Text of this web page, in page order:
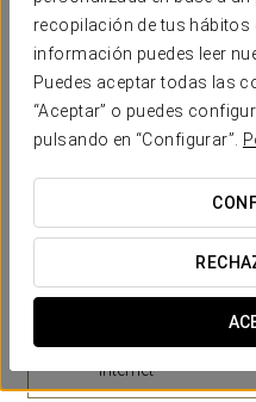
recopilación de tus hábitos
información puedes leer
Puedes aceptar todas las
“Aceptar” o puedes
pulsando en “Configurar”.
luminosos, diseño
un ambiente acogedor que
Tanto si vienes solo, en
lugar tranquilo, funcional y
de un
Conexión Wi-fi a
internet